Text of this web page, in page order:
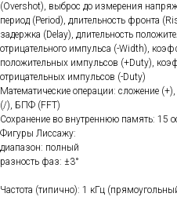
(Overshot), выброс до измерения
период (Period), длительность фронта
задержка (Delay), длительность
отрицательного импульса (-Width),
положительных импульсов (+Duty),
отрицательных импульсов (-Duty)
Математические операции: сложение
(/), БПФ (FFT)
Сохранение во внутреннюю память: 15
Фигуры Лиссажу:
диапазон: полный
разность фаз: ±3°
Частота (типично): 1 кГц